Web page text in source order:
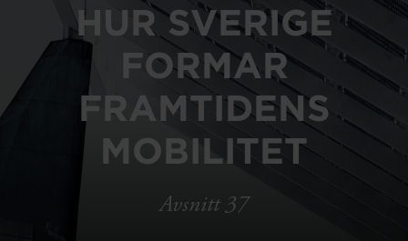
HUR SVERIGE
FORMAR
FRAMTIDENS
MOBILITET
Avsnitt 37